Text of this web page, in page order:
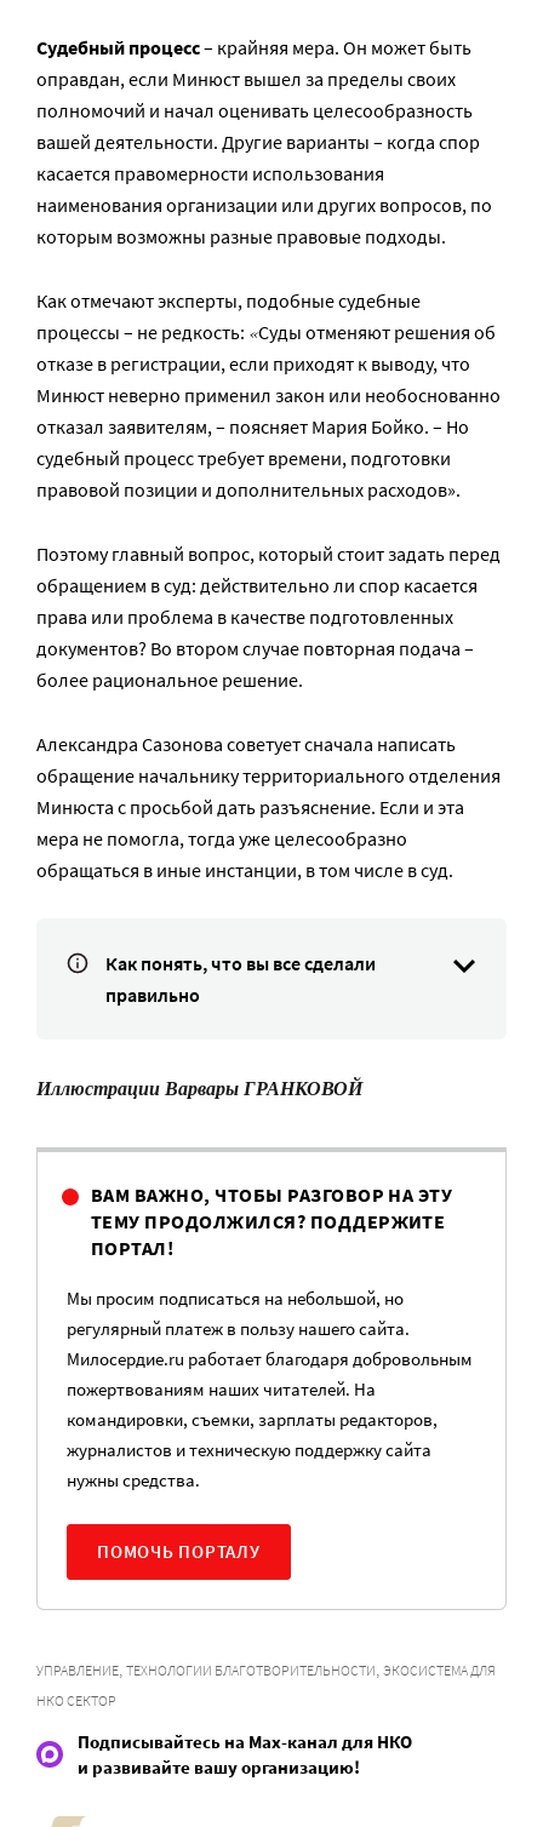
Судебный процесс– крайняя мера. Он может быть
оправдан, если Минюст вышел за пределы своих
полномочий и начал оценивать целесообразность
вашей деятельности. Другие варианты – когда спор
касается правомерности использования
наименования организации или других вопросов, по
которым возможны разные правовые подходы.
Как отмечают эксперты, подобные судебные
процессы – не редкость: «Суды отменяют решения об
отказе в регистрации, если приходят к выводу, что
Минюст неверно применил закон или необоснованно
отказал заявителям, – поясняет Мария Бойко. – Но
судебный процесс требует времени, подготовки
правовой позиции и дополнительных расходов».
Поэтому главный вопрос, который стоит задать перед
обращением в суд: действительно ли спор касается
права или проблема в качестве подготовленных
документов? Во втором случае повторная подача –
более рациональное решение.
Александра Сазонова советует сначала написать
обращение начальнику территориального отделения
Минюста с просьбой дать разъяснение. Если и эта
мера не помогла, тогда уже целесообразно
обращаться в иные инстанции, в том числе в суд.
Как понять, что вы все сделали
правильно
Иллюстрации Варвары ГРАНКОВОЙ
ВАМ ВАЖНО, ЧТОБЫ РАЗГОВОР НА ЭТУ
ТЕМУ ПРОДОЛЖИЛСЯ? ПОДДЕРЖИТЕ
ПОРТАЛ!
Мы просим подписаться на небольшой, но
регулярный платеж в пользу нашего сайта.
Милосердие.ru работает благодаря добровольным
пожертвованиям наших читателей. На
командировки, съемки, зарплаты редакторов,
журналистов и техническую поддержку сайта
нужны средства.
ПОМОЧЬ ПОРТАЛУ
УПРАВЛЕНИЕ, ТЕХНОЛОГИИ БЛАГОТВОРИТЕЛЬНОСТИ, ЭКОСИСТЕМА ДЛЯ
НКО СЕКТОР
Подписывайтесь на Max-канал для НКО
и развивайте вашу организацию!